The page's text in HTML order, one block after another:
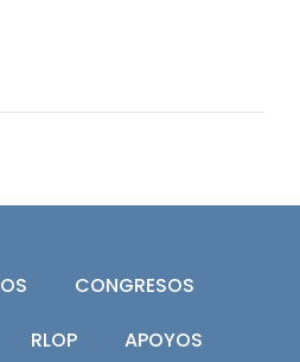
CONGRESOS
RLOP
APOYOS